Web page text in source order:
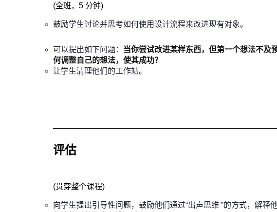
(全班，5 分钟)
鼓励学生讨论并思考如何使用设计流程来改进现有对象。
可以提出如下问题：
当你尝试改进某样东西，但第一个想法不及
何调整自己的想法，使其成功？
让学生清理他们的工作站。
评估
(贯穿整个课程)
向学生提出引导性问题，鼓励他们通过“出声思维 ”的方式，解释